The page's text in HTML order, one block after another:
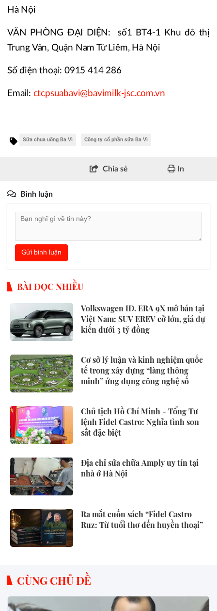
Hà Nội
VĂN PHÒNG ĐẠI DIỆN: số1 BT4-1 Khu đô thị
Trung Văn, Quận Nam Từ Liêm, Hà Nội
Số điện thoại: 0915 414 286
Email: ctcpsuabavi@bavimilk-jsc.com.vn
Sữa chua uống Ba Vì Công ty cổ phần sữa Ba Vì
Chia sẻ In
Bình luận
Gửi bình luận
BÀI ĐỌC NHIỀU
Volkswagen ID. ERA 9X mở bán tại
Việt Nam: SUV EREV cỡ lớn, giá dự
kiến dưới 3 tỷ đồng
Cơ sở lý luận và kinh nghiệm quốc
tế trong xây dựng “làng thông
minh” ứng dụng công nghệ số
Chủ tịch Hồ Chí Minh - Tổng Tư
lệnh Fidel Castro: Nghĩa tình son
sắt đặc biệt
Địa chỉ sửa chữa Amply uy tín tại
nhà ở Hà Nội
Ra mắt cuốn sách “Fidel Castro
Ruz: Từ tuổi thơ đến huyền thoại”
CÙNG CHỦ ĐỀ